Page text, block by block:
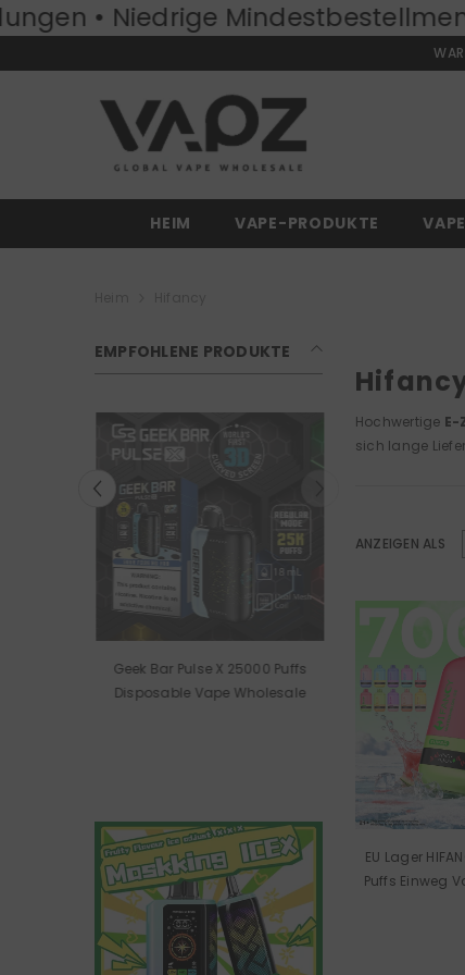
ZUM INHALT SPRINGEN
Mindestbestellmenge:50
HEIM VAPE-PRODUKTE
EMPFOHLENE PRODUKTE
Geek Bar Pulse X 25000 Puffs
Disposable Vape Wholesale
Hochwertige
sich lange
ANZEIGEN ALS
EU Lager
Puffs Einweg